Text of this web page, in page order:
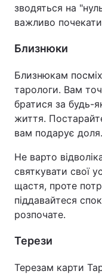
зводяться на
важливо
Близнюки
Близнюкам
тарологи. Вам
братися за будь-
життя.
вам подарує доля.
Не варто
святкувати свої
щастя, проте
піддавайтеся
розпочате.
Терези
Терезам карти